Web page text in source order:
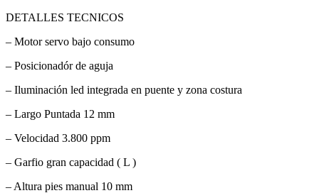
DETALLES TECNICOS
– Motor servo bajo consumo
– Posicionadór de aguja
– Iluminación led integrada en puente y zona costura
– Largo Puntada 12 mm
– Velocidad 3.800 ppm
– Garfio gran capacidad ( L )
– Altura pies manual 10 mm